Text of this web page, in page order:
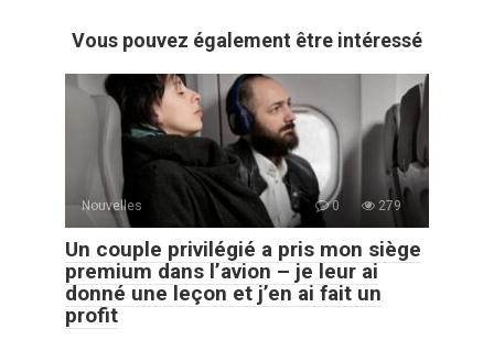
Vous pouvez également être intéressé
Nouvelles 0 279
Un couple privilégié a pris mon siège
premium dans l’avion – je leur ai
donné une leçon et j’en ai fait un
profit